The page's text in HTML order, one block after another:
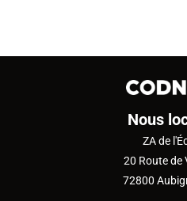
Nous
ZA de
20 Route de
72800